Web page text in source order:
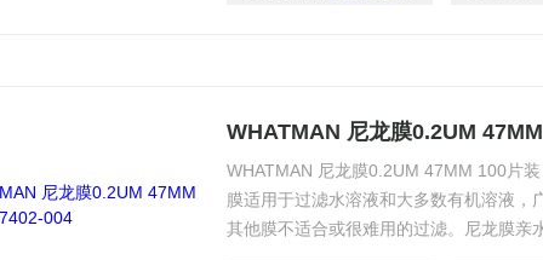
WHATMAN 尼龙膜0.2UM
WHATMAN 尼龙膜0.2UM 47MM 100片
膜适用于过滤水溶液和大多数有机溶液，
其他膜不适合或很难用的过滤。尼龙膜亲